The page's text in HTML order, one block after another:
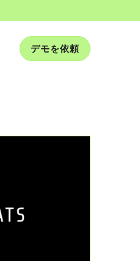
デモを依頼